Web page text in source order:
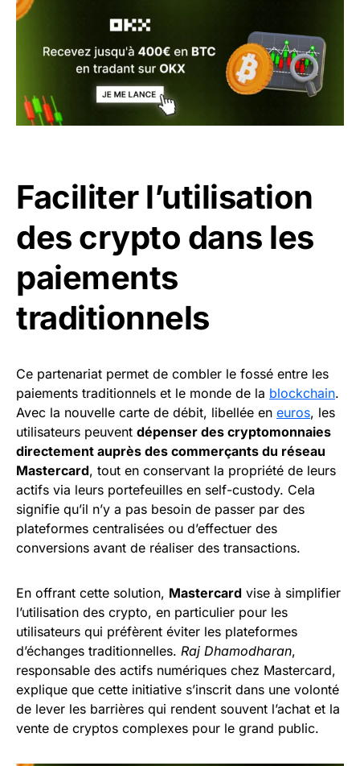
Faciliter l’utilisation
des crypto dans les
paiements
traditionnels
Ce partenariat permet de combler le fossé entre les
paiements traditionnels et le monde de la blockchain.
Avec la nouvelle carte de débit, libellée en euros, les
utilisateurs peuvent dépenser des cryptomonnaies
directement auprès des commerçants du réseau
Mastercard, tout en conservant la propriété de leurs
actifs via leurs portefeuilles en self-custody. Cela
signifie qu’il n’y a pas besoin de passer par des
plateformes centralisées ou d’effectuer des
conversions avant de réaliser des transactions.
En offrant cette solution, Mastercard vise à simplifier
l’utilisation des crypto, en particulier pour les
utilisateurs qui préfèrent éviter les plateformes
d’échanges traditionnelles. Raj Dhamodharan,
responsable des actifs numériques chez Mastercard,
explique que cette initiative s’inscrit dans une volonté
de lever les barrières qui rendent souvent l’achat et la
vente de cryptos complexes pour le grand public.